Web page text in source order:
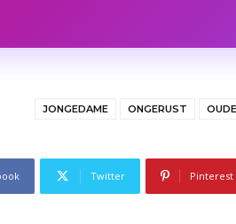
JONGEDAME ONGERUST
Twitter Pinterest